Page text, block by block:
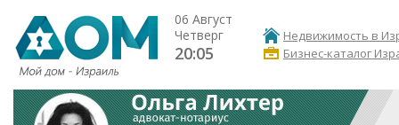
06 Август
Четверг
20:05
Недвижимость в
Бизнес-каталог